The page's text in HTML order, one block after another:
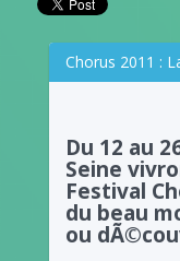
Chorus 2011 :
Du 12 au
Seine
Festival
du beau
ou